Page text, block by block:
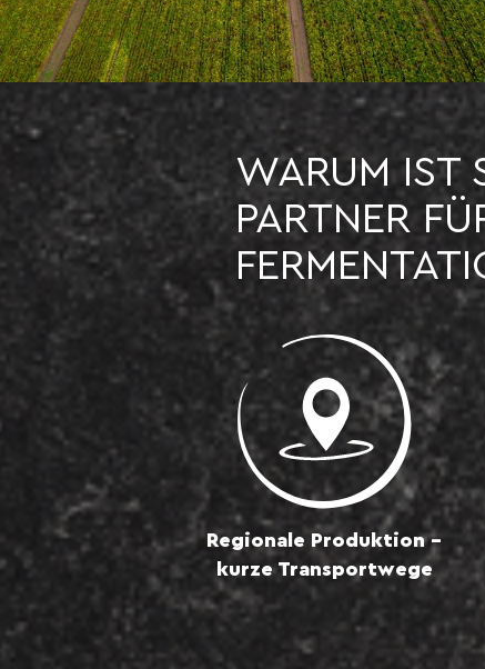
WARUM IST
PARTNER
Regionale Produktion –
kurze Transportwege